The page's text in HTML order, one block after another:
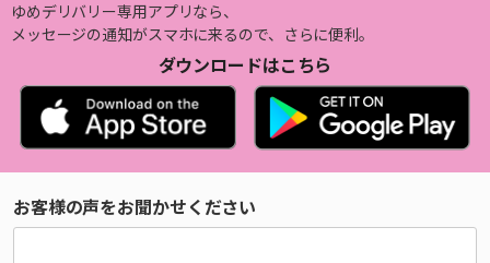
ゆめデリバリー専用アプリなら、
メッセージの通知がスマホに来るので、さらに便利。
ダウンロードはこちら
お客様の声をお聞かせください